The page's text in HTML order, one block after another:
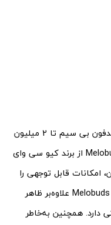
اولین محصولی که در فهرست بهترین هدفون بی سیم تا 2 میلیون
تومان معرفی می‌کنیم، Melobuds ANC HT05 از برند کیو سی وای
حدود 1,200,000 تومان، امکانات قابل توجهی را
در اختیار شما قرار می‌دهد. Melobuds ANC HT05 علاوه‌بر ظاهر
دارد. همچنین به‌خاطر